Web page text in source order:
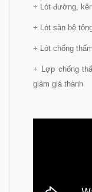
+ Lót đường,
+ Lót sàn bê
+ Lót chống
+ Lợp chống
giảm giá thành